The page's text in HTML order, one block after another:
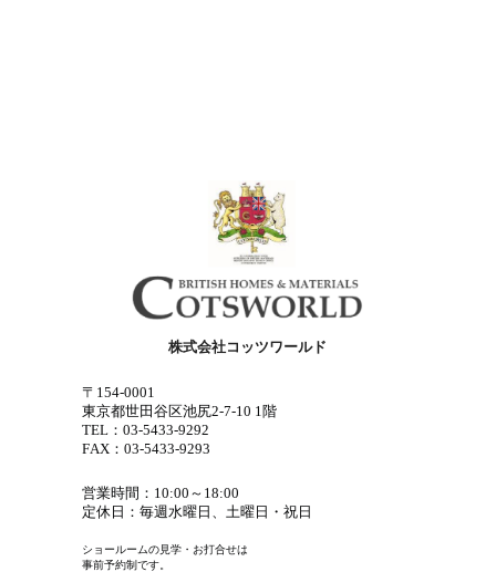
株式会社コッツワールド
〒154-0001
東京都世田谷区池尻2-7-10 1階
TEL：03-5433-9292
FAX：03-5433-9293
営業時間：10:00～18:00
定休日：毎週水曜日、土曜日・祝日
ショールームの見学・お打合せは
事前予約制です。